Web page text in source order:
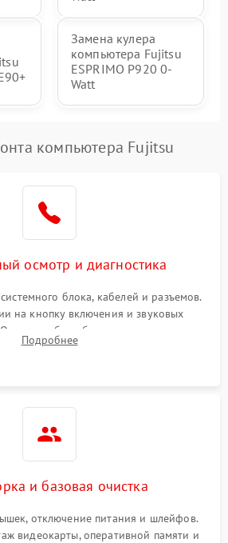
Замена кулера
компьютера Fujitsu
ESPRIMO P920 0-
Watt
компьютера Fujitsu
осмотр и диагностика
блока, кабелей и разъемов.
на кнопку включения и звуковых
Оценка работы блока питания для
неисправностей без полного разбора.
Подробнее
и базовая очистка
отключение питания и шлейфов.
видеокарты, оперативной памяти и